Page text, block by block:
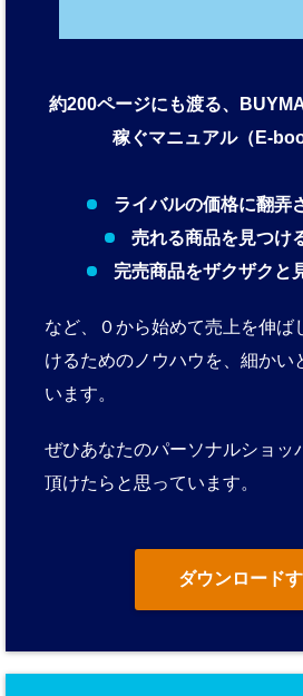
約200ページにも渡る、
稼ぐマニュアル（E-
ライバルの価格に翻弄
売れる商品を見つけ
完売商品をザクザクと
など、０から始めて売上を伸ば
けるためのノウハウを、細かい
います。
ぜひあなたのパーソナルショッ
頂けたらと思っています。
ダウンロード